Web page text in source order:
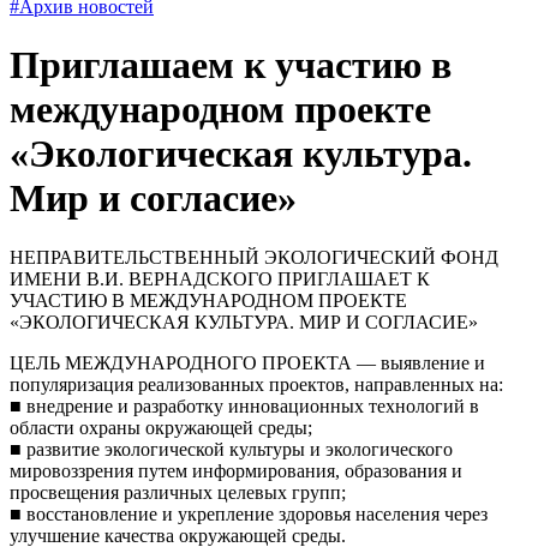
#Архив новостей
Приглашаем к участию в
международном проекте
«Экологическая культура.
Мир и согласие»
НЕПРАВИТЕЛЬСТВЕННЫЙ ЭКОЛОГИЧЕСКИЙ ФОНД
ИМЕНИ В.И. ВЕРНАДСКОГО ПРИГЛАШАЕТ К
УЧАСТИЮ В МЕЖДУНАРОДНОМ ПРОЕКТЕ
«ЭКОЛОГИЧЕСКАЯ КУЛЬТУРА. МИР И СОГЛАСИЕ»
ЦЕЛЬ МЕЖДУНАРОДНОГО ПРОЕКТА — выявление и
популяризация реализованных проектов, направленных на:
■ внедрение и разработку инновационных технологий в
области охраны окружающей среды;
■ развитие экологической культуры и экологического
мировоззрения путем информирования, образования и
просвещения различных целевых групп;
■ восстановление и укрепление здоровья населения через
улучшение качества окружающей среды.